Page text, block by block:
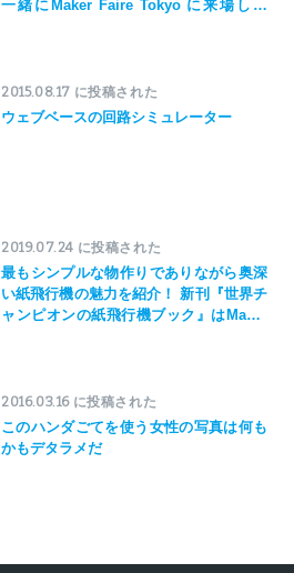
一緒にMaker Faire Tokyo に来場しよ
2015.08.17 に投稿された
ウェブベースの回路シミュレーター
2019.07.24 に投稿された
最もシンプルな物作りでありながら奥深
い紙飛行機の魅力を紹介！ 新刊『世界チ
ャンピオンの紙飛行機ブック』はMaker
2016.03.16 に投稿された
このハンダごてを使う女性の写真は何も
かもデタラメだ